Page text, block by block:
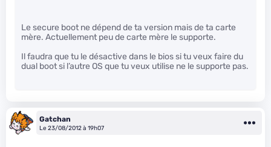
Le secure boot ne dépend de ta version mais de ta carte
mère. Actuellement peu de carte mère le supporte.
Il faudra que tu le désactive dans le bios si tu veux faire du
dual boot si l’autre OS que tu veux utilise ne le supporte pas.
Gatchan
Le 23/08/2012 à 19h07